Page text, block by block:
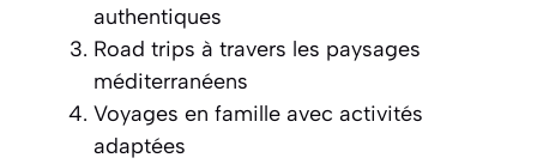
authentiques
Road trips à travers les paysages
méditerranéens
Voyages en famille avec activités
adaptées